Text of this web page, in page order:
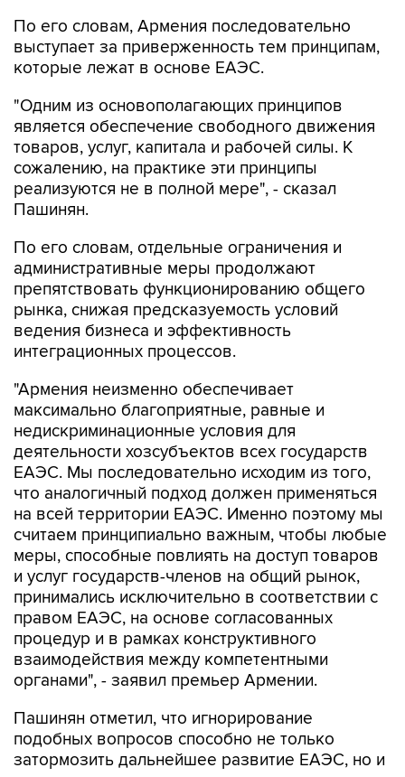
По его словам, Армения последовательно
выступает за приверженность тем принципам,
которые лежат в основе ЕАЭС.
"Одним из основополагающих принципов
является обеспечение свободного движения
товаров, услуг, капитала и рабочей силы. К
сожалению, на практике эти принципы
реализуются не в полной мере", - сказал
Пашинян.
По его словам, отдельные ограничения и
административные меры продолжают
препятствовать функционированию общего
рынка, снижая предсказуемость условий
ведения бизнеса и эффективность
интеграционных процессов.
"Армения неизменно обеспечивает
максимально благоприятные, равные и
недискриминационные условия для
деятельности хозсубъектов всех государств
ЕАЭС. Мы последовательно исходим из того,
что аналогичный подход должен применяться
на всей территории ЕАЭС. Именно поэтому мы
считаем принципиально важным, чтобы любые
меры, способные повлиять на доступ товаров
и услуг государств-членов на общий рынок,
принимались исключительно в соответствии с
правом ЕАЭС, на основе согласованных
процедур и в рамках конструктивного
взаимодействия между компетентными
органами", - заявил премьер Армении.
Пашинян отметил, что игнорирование
подобных вопросов способно не только
затормозить дальнейшее развитие ЕАЭС, но и